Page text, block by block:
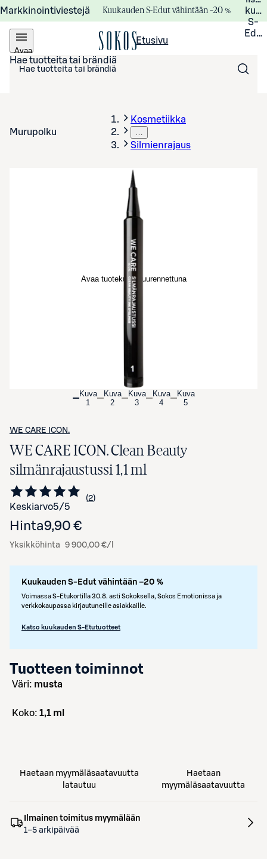
Markkinointiviestejä Kuukauden S-Edut vähintään –20 %
S-
Avaa
valikko
Etusivu
Hae tuotteita tai brändiä
Murupolku
Kosmetiikka
…
Silmienrajaus
Avaa tuotekuva suurennettuna
Kuva
1
Kuva
2
Kuva
3
Kuva
4
Kuva
5
WE CARE ICON.
WE CARE ICON. Clean Beauty
silmänrajaustussi 1,1 ml
Keskiarvo5/5 Siirry arvioihin
2
kappaletta
Hinta9,90 €
Yksikköhinta 9 900,00 €/l
Kuukauden S-Edut vähintään –20 %
Voimassa S-Etukortilla 30.8. asti Sokoksella, Sokos Emotionissa ja
verkkokaupassa kirjautuneille asiakkaille.
Katso kuukauden S-Etutuotteet
Tuotteen toiminnot
väri: musta
koko: 1,1 ml
Haetaan myymäläsaatavuutta
latautuu
Haetaan
myymäläsaatavuutta
Ilmainen toimitus myymälään
1–5 arkipäivää